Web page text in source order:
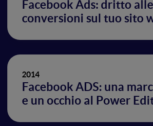
Facebook Ads: dritto alle
conversioni sul tuo sito
2014
Facebook ADS: una
e un occhio al Power